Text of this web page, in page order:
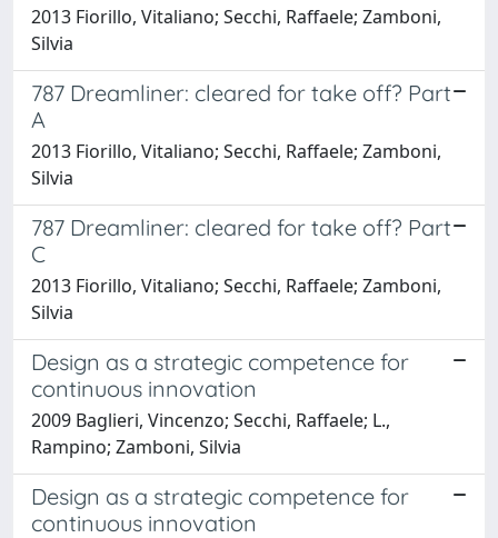
2013 Fiorillo, Vitaliano; Secchi, Raffaele; Zamboni,
Silvia
787 Dreamliner: cleared for take off? Part
A
2013 Fiorillo, Vitaliano; Secchi, Raffaele; Zamboni,
Silvia
787 Dreamliner: cleared for take off? Part
C
2013 Fiorillo, Vitaliano; Secchi, Raffaele; Zamboni,
Silvia
Design as a strategic competence for
continuous innovation
2009 Baglieri, Vincenzo; Secchi, Raffaele; L.,
Rampino; Zamboni, Silvia
Design as a strategic competence for
continuous innovation